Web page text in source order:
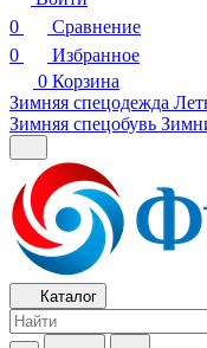
0
Сравнение
0
Избранное
0 Корзина
Зимняя спецодежда
Зимняя спецобувь
Каталог